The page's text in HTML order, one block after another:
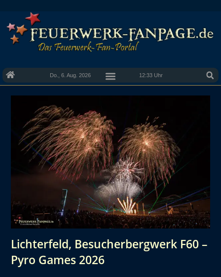
Do., 6. Aug. 2026 12:33 Uhr
Lichterfeld, Besucherbergwerk F60 –
Pyro Games 2026